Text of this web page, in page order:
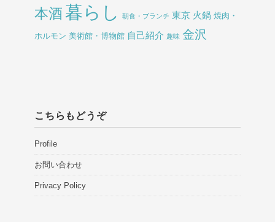
本酒 暮らし 朝食・ブランチ 東京 火鍋 焼肉・
ホルモン 美術館・博物館 自己紹介 趣味 金沢
こちらもどうぞ
Profile
お問い合わせ
Privacy Policy